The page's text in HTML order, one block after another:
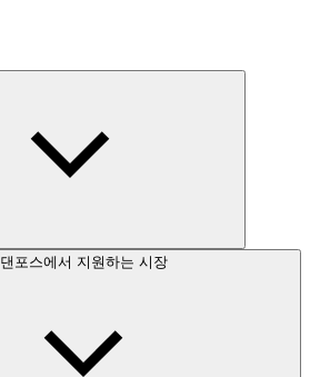
댄포스에서 지원하는 시장